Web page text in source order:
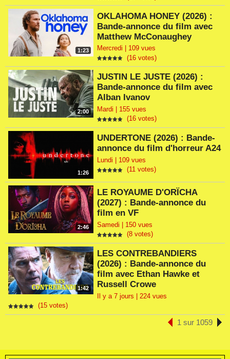
1:23
OKLAHOMA HONEY (2026) :
Bande-annonce du film avec
Matthew McConaughey
Mercredi | 109 vues
(16 votes)
2:00
JUSTIN LE JUSTE (2026) :
Bande-annonce du film avec
Alban Ivanov
Mardi | 155 vues
(16 votes)
1:26
UNDERTONE (2026) : Bande-
annonce du film d'horreur A24
Lundi | 109 vues
(11 votes)
2:46
LE ROYAUME D'ORÏCHA
(2027) : Bande-annonce du
film en VF
Samedi | 150 vues
(8 votes)
1:42
LES CONTREBANDIERS
(2026) : Bande-annonce du
film avec Ethan Hawke et
Russell Crowe
Il y a 7 jours | 224 vues
(15 votes)
1 sur 1059